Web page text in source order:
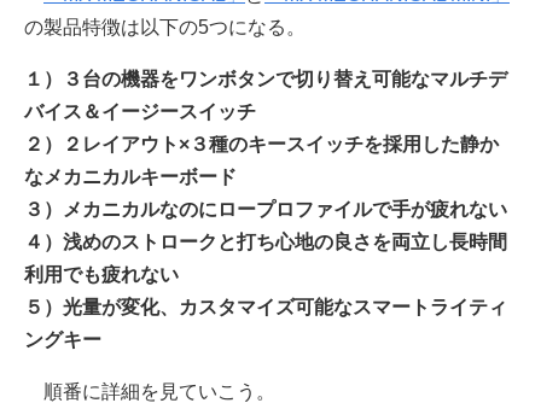
の製品特徴は以下の5つになる。
１）３台の機器をワンボタンで切り替え可能なマルチデ
バイス＆イージースイッチ
２）２レイアウト×３種のキースイッチを採用した静か
なメカニカルキーボード
３）メカニカルなのにロープロファイルで手が疲れない
４）浅めのストロークと打ち心地の良さを両立し長時間
利用でも疲れない
５）光量が変化、カスタマイズ可能なスマートライティ
ングキー
順番に詳細を見ていこう。